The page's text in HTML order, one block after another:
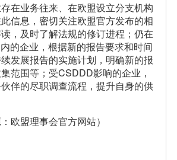
在业务往来、在欧盟设立分支机构
信息，密切关注欧盟官方发布的相
，及时了解法规的修订进程；仍在
的企业，根据新的报告要求和时间
发展报告的实施计划，明确新的报
范围等；受CSDDD影响的企业，
伴的尽职调查流程，提升自身的供
：欧盟理事会官方网站）